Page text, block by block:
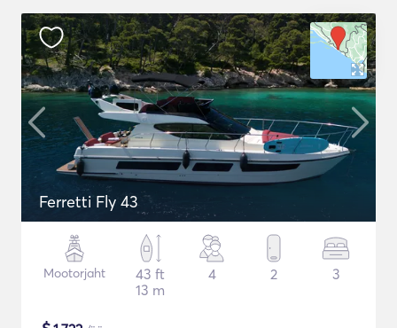
Ferretti Fly 43
Mootorjaht
43 ft
13 m
4 2 3